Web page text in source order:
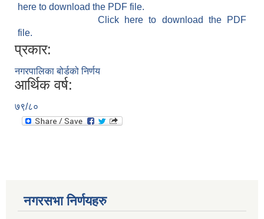
here to download the PDF file.
Click here to download the PDF
file.
प्रकार:
नगरपालिका बोर्डको निर्णय
आर्थिक वर्ष:
७९/८०
नगरसभा निर्णयहरु